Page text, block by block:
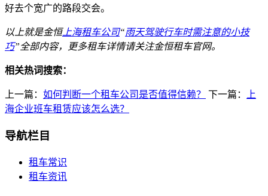
好去个宽广的路段交会。
以上就是金恒上海租车公司“雨天驾驶行车时需注意的小技
巧”全部内容，更多租车详情请关注金恒租车官网。
相关热词搜索：
上一篇： 如何判断一个租车公司是否值得信赖？ 下一篇：
上
海企业班车租赁应该怎么选？
导航栏目
租车常识
租车资讯